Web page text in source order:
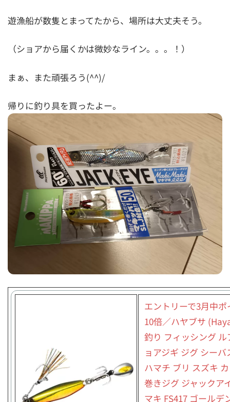
遊漁船が数隻とまってたから、場所は大丈夫そう。
（ショアから届くかは微妙なライン。。。！）
まぁ、また頑張ろう(^^)/
帰りに釣り具を買ったよー。
エントリーで3月中ポ
10倍／ハヤブサ
釣り フィッシング ル
ョアジギ ジグ シーバ
ハマチ ブリ スズキ
巻きジグ ジャックア
マキ FS417 ゴールデ